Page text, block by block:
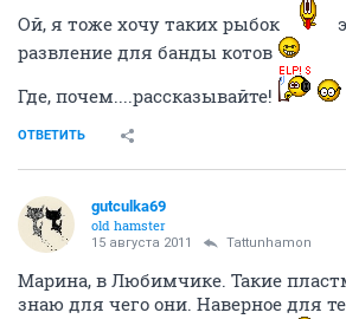
Ой, я тоже хочу таких рыбок
развление для банды котов
Где, почем....рассказывайте!
ОТВЕТИТЬ
gutculka69
old hamster
15 августа 2011 Tattunhamon
Марина, в Любимчике. Такие
знаю для чего они. Наверное для